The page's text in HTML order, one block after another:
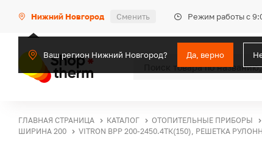
Нижний Новгород Сменить Режим работы с
Ваш регион Нижний Новгород? Да, верно
ГЛАВНАЯ СТРАНИЦА КАТАЛОГ ОТОПИТЕЛЬНЫЕ ПРИБОРЫ
ШИРИНА 200
VITRON ВРР 200-2450.4ТК(150), РЕШЕТКА